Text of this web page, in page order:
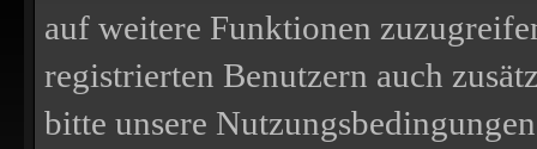
auf weitere Funktionen
registrierten Benutzern auch
bitte unsere